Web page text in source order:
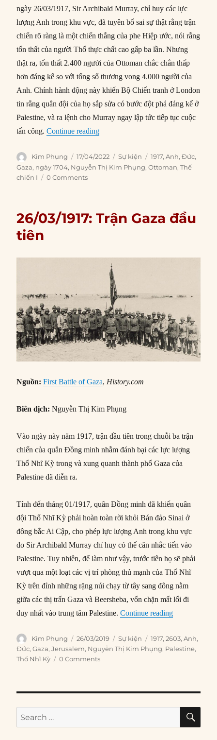
ngày 26/03/1917, Sir Archibald Murray, chỉ huy các lực
lượng Anh trong khu vực, đã tuyên bố sai sự thật rằng trận
chiến rõ ràng là một chiến thắng của phe Hiệp ước, nói rằng
tổn thất của người Thổ thực chất cao gấp ba lần. Nhưng
thật ra, tổn thất 2.400 người của Ottoman chắc chắn thấp
hơn đáng kể so với tổng số thương vong 4.000 người của
Anh. Chính hành động này khiến Bộ Chiến tranh ở London
tin rằng quân đội của họ sắp sửa có bước đột phá đáng kể ở
Palestine, và ra lệnh cho Murray ngay lập tức tiếp tục cuộc
tấn công.Continue reading“17/04/1917: Trận Gaza thứ hai trong
Author
Kim Phụng
Posted
on
17/04/2022 Categories
Sự kiện Tags
1917,Anh,Đức,
Gaza, ngày 1704, Nguyễn Thị Kim Phụng,Ottoman,Thế
chiến I
0 Comments
26/03/1917: Trận Gaza đầu
tiên
Nguồn: First Battle of Gaza, History.com
Biên dịch: Nguyễn Thị Kim Phụng
Vào ngày này năm 1917, trận đầu tiên trong chuỗi ba trận
chiến của quân Đồng minh nhằm đánh bại các lực lượng
Thổ Nhĩ Kỳ trong và xung quanh thành phố Gaza của
Palestine đã diễn ra.
Tính đến tháng 01/1917, quân Đồng minh đã khiến quân
đội Thổ Nhĩ Kỳ phải hoàn toàn rời khỏi Bán đảo Sinai ở
đông bắc Ai Cập, cho phép lực lượng Anh trong khu vực
do Sir Archibald Murray chỉ huy có thể cân nhắc tiến vào
Palestine. Tuy nhiên, để làm như vậy, trước tiên họ sẽ phải
vượt qua một loạt các vị trí phòng thủ mạnh của Thổ Nhĩ
Kỳ trên đỉnh những rặng núi chạy từ tây sang đông nằm
giữa các thị trấn Gaza và Beersheba, vốn chặn mất lối đi
duy nhất vào trung tâm Palestine.Continue reading“26/03/1917:
Author
Kim Phụng
Posted
on
26/03/2019 Categories
Sự kiện Tags
1917,2603,Anh,
Đức,Gaza,Jerusalem, Nguyễn Thị Kim Phụng, Palestine,
Thổ Nhĩ Kỳ
0 Comments
Search
for: